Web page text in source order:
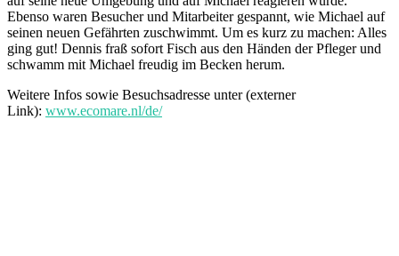
Ebenso waren Besucher und Mitarbeiter gespannt, wie Michael auf
seinen neuen Gefährten zuschwimmt. Um es kurz zu machen: Alles
ging gut! Dennis fraß sofort Fisch aus den Händen der Pfleger und
schwamm mit Michael freudig im Becken herum.
Weitere Infos sowie Besuchsadresse unter (externer
Link): www.ecomare.nl/de/